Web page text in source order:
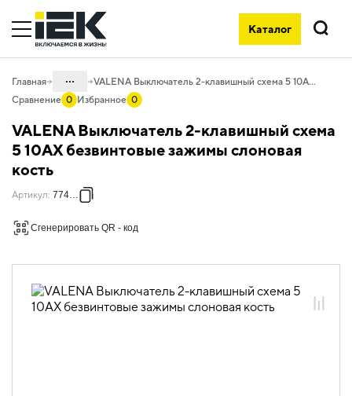
Каталог
Поиск
Главная ...
06. Изделия электроустановочные,
удлинители и силовые разъемы
изделия скрытого монтажа VALENA
слоновая кость
VALENA Выключатель 2-клавишный схема 5 10АХ безвинтовые зажимы слоновая кость
Сравнение 0 Избранное 0
VALENA Выключатель 2-клавишный схема
5 10АХ безвинтовые зажимы слоновая
кость
Артикул: 774305
Сгенерировать QR - код